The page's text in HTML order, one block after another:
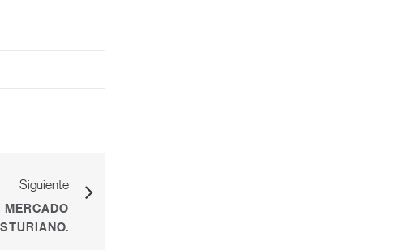
Siguiente